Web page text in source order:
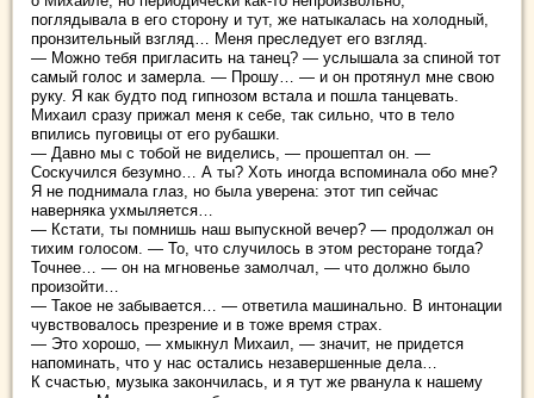
поглядывала в его сторону и тут, же натыкалась на холодный,
пронзительный взгляд… Меня преследует его взгляд.
— Можно тебя пригласить на танец? — услышала за спиной тот
самый голос и замерла. — Прошу… — и он протянул мне свою
руку. Я как будто под гипнозом встала и пошла танцевать.
Михаил сразу прижал меня к себе, так сильно, что в тело
впились пуговицы от его рубашки.
— Давно мы с тобой не виделись, — прошептал он. —
Соскучился безумно… А ты? Хоть иногда вспоминала обо мне?
Я не поднимала глаз, но была уверена: этот тип сейчас
наверняка ухмыляется…
— Кстати, ты помнишь наш выпускной вечер? — продолжал он
тихим голосом. — То, что случилось в этом ресторане тогда?
Точнее… — он на мгновенье замолчал, — что должно было
произойти…
— Такое не забывается… — ответила машинально. В интонации
чувствовалось презрение и в тоже время страх.
— Это хорошо, — хмыкнул Михаил, — значит, не придется
напоминать, что у нас остались незавершенные дела…
К счастью, музыка закончилась, и я тут же рванула к нашему